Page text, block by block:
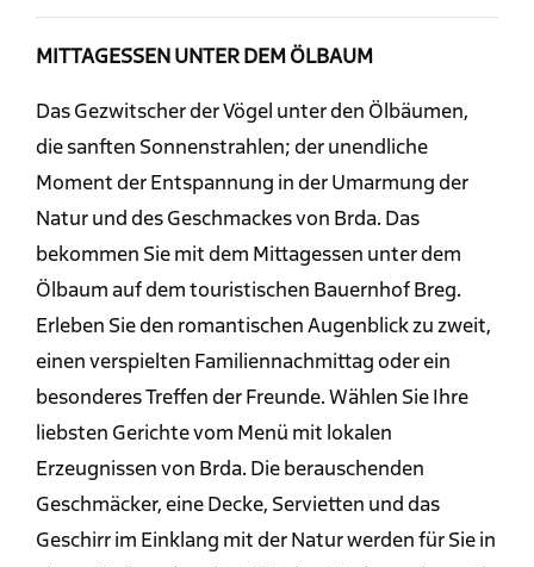
MITTAGESSEN UNTER DEM ÖLBAUM
Das Gezwitscher der Vögel unter den Ölbäumen,
die sanften Sonnenstrahlen; der unendliche
Moment der Entspannung in der Umarmung der
Natur und des Geschmackes von Brda. Das
bekommen Sie mit dem Mittagessen unter dem
Ölbaum auf dem touristischen Bauernhof Breg.
Erleben Sie den romantischen Augenblick zu zweit,
einen verspielten Familiennachmittag oder ein
besonderes Treffen der Freunde. Wählen Sie Ihre
liebsten Gerichte vom Menü mit lokalen
Erzeugnissen von Brda. Die berauschenden
Geschmäcker, eine Decke, Servietten und das
Geschirr im Einklang mit der Natur werden für Sie in